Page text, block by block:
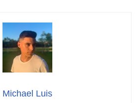
Michael Luis